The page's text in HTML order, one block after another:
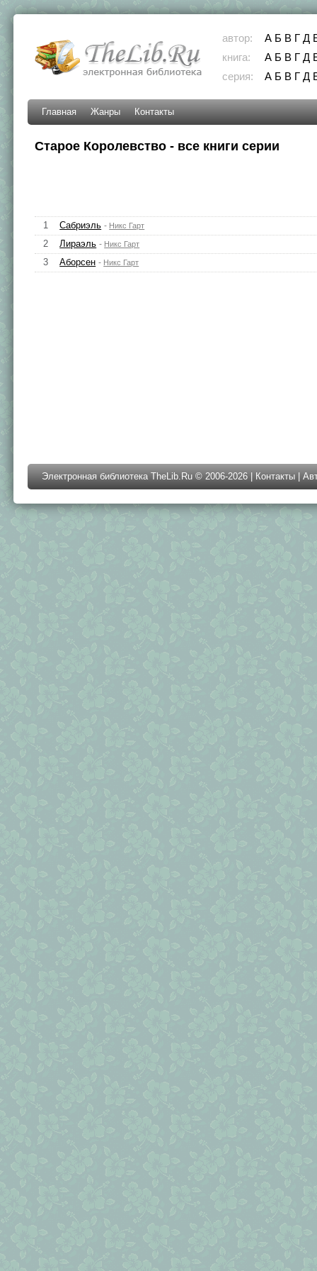
автор: А Б В Г Д
книга:
А Б В Г Д
серия:
А Б В Г Д
Главная Жанры Контакты
Старое Королевство - все книги серии
1 Сабриэль - Никс Гарт
2 Лираэль - Никс Гарт
3 Аборсен - Никс Гарт
Электронная библиотека TheLib.Ru © 2006-2026 | Контакты |